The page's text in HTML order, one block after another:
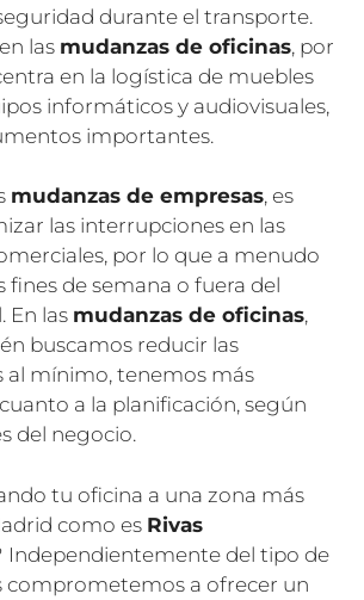
durante el transporte.
las mudanzas de oficinas, por
en la logística de muebles
informáticos y audiovisuales,
importantes.
mudanzas de empresas, es
las interrupciones en las
por lo que a menudo
fines de semana o fuera del
En las mudanzas de oficinas,
buscamos reducir las
al mínimo, tenemos más
a la planificación, según
del negocio.
tu oficina a una zona más
como es Rivas
Independientemente del tipo de
comprometemos a ofrecer un